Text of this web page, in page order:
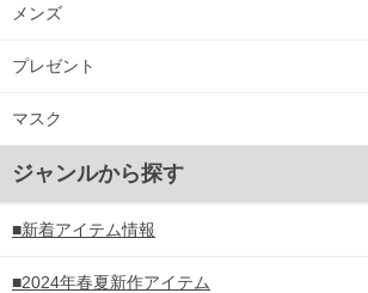
メンズ
プレゼント
マスク
ジャンルから探す
■新着アイテム情報
■2024年春夏新作アイテム